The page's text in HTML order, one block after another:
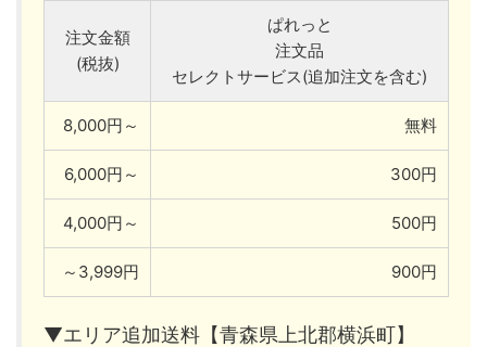
注文金額
(税抜)
ぱれっと
注文品
セレクトサービス(追加注文を含む)
8,000円～ 無料
6,000円～ 300円
4,000円～ 500円
～3,999円 900円
▼エリア追加送料【青森県上北郡横浜町】